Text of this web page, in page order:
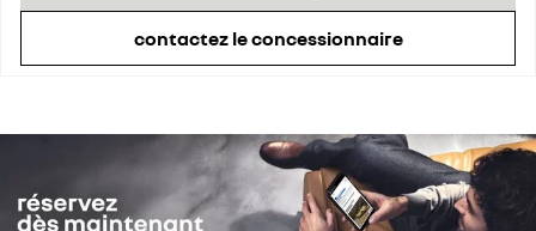
contactez le concessionnaire